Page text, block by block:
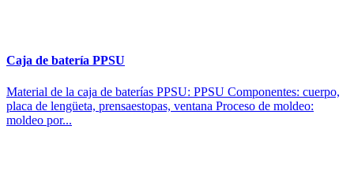
Caja de batería PPSU
Material de la caja de baterías PPSU: PPSU Componentes: cuerpo,
placa de lengüeta, prensaestopas, ventana Proceso de moldeo:
moldeo por...